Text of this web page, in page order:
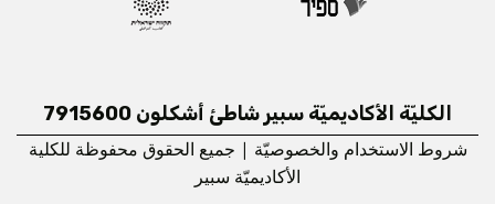
الكليّة الأكاديميّة سبير شاطئ أشكلون 7915600
شروط الاستخدام والخصوصيّة | جميع الحقوق محفوظة للكلية
الأكاديميّة سبير